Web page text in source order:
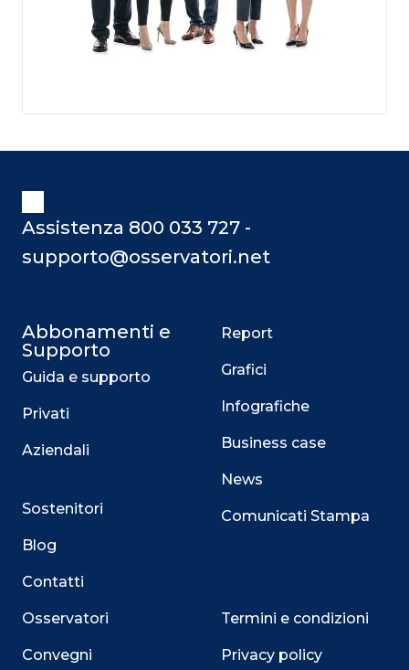
Assistenza 800 033 727 -
supporto@osservatori.net
Abbonamenti e
Supporto
Guida e supporto
Privati
Aziendali
Sostenitori
Blog
Contatti
Osservatori
Convegni
Report
Grafici
Infografiche
Business case
News
Comunicati Stampa
Termini e condizioni
Privacy policy